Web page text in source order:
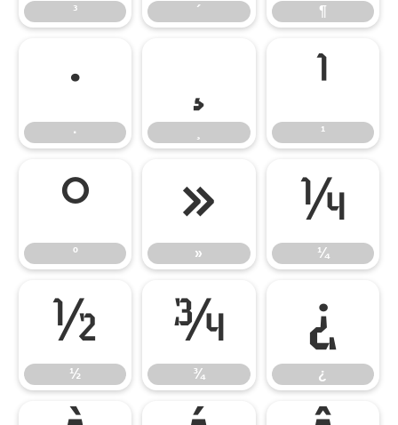
³ ´ ¶
·
·
¸ ¹
¹
º
º
»
»
¼
¼
½
½
¾
¾
¿
¿